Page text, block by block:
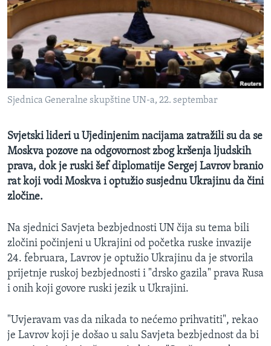
MAGAZIN
O GLASU AMERIKE
Learning English
PRATITE NAS
Jezici
Sjednica Generalne skupštine UN-a, 22. septembar
Svjetski lideri u Ujedinjenim nacijama zatražili su da se
Moskva pozove na odgovornost zbog kršenja ljudskih
prava, dok je ruski šef diplomatije Sergej Lavrov branio
rat koji vodi Moskva i optužio susjednu Ukrajinu da čini
zločine.
Na sjednici Savjeta bezbjednosti UN čija su tema bili
zločini počinjeni u Ukrajini od početka ruske invazije
24. februara, Lavrov je optužio Ukrajinu da je stvorila
prijetnje ruskoj bezbjednosti i "drsko gazila" prava Rusa
i onih koji govore ruski jezik u Ukrajini.
"Uvjeravam vas da nikada to nećemo prihvatiti", rekao
je Lavrov koji je došao u salu Savjeta bezbjednost da bi